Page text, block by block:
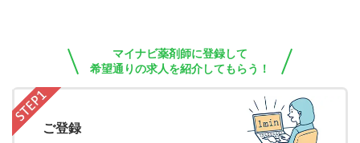
マイナビ薬剤師に登録して
希望通りの求人を紹介してもらう！
ご登録